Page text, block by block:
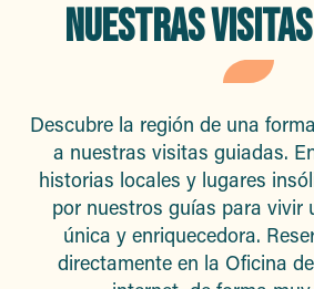
NUESTRAS
Descubre la región de una
a nuestras visitas guiadas.
historias locales y lugares
por nuestros guías para vivir
única y enriquecedora.
directamente en la Oficina